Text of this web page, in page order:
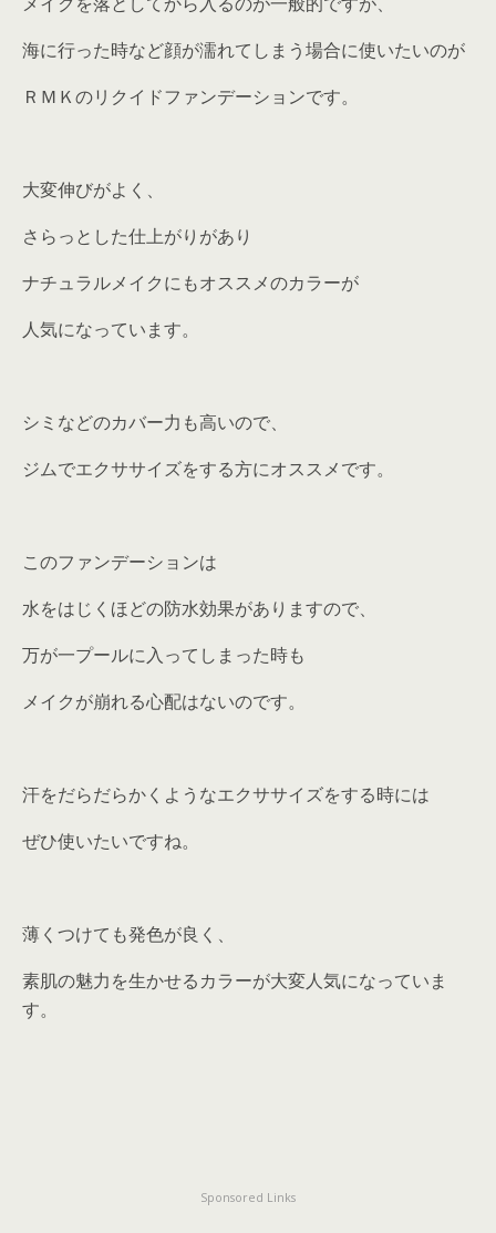
海に行った時など顔が濡れてしまう場合に使いたいのが
ＲＭＫのリクイドファンデーションです。
大変伸びがよく、
さらっとした仕上がりがあり
ナチュラルメイクにもオススメのカラーが
人気になっています。
シミなどのカバー力も高いので、
ジムでエクササイズをする方にオススメです。
このファンデーションは
水をはじくほどの防水効果がありますので、
万が一プールに入ってしまった時も
メイクが崩れる心配はないのです。
汗をだらだらかくようなエクササイズをする時には
ぜひ使いたいですね。
薄くつけても発色が良く、
素肌の魅力を生かせるカラーが大変人気になっていま
す。
Sponsored Links